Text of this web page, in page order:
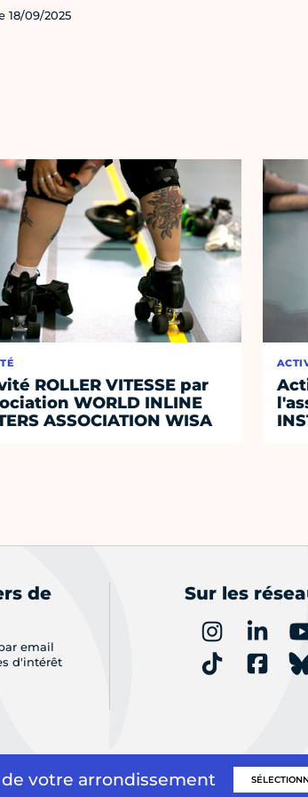
18/09/2025
ROLLER VITESSE par
WORLD INLINE
ASSOCIATION WISA
de
email
d'intérêt
Sur les
votre arrondissement